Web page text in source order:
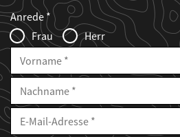
Web2Case
Infofelder
Fieldset
anrede_name
Anrede
Frau
Herr
Vorname
Nachname
E-
Mailadresse
E-